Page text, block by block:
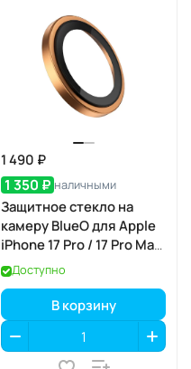
1 490 ₽
1 350 ₽ наличными
Защитное стекло на
камеру BlueO для Apple
iPhone 17 Pro / 17 Pro Max,
Aluminium, 3 шт., Orange
(оранжевый), с
аппликатором
Доступно
В корзину